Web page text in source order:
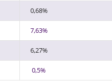
0,68%
7,63%
6,27%
0,5%